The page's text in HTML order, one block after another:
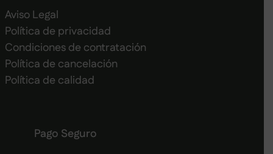
Aviso Legal
Política de privacidad
Condiciones de contratación
Política de cancelación
Política de calidad
Pago Seguro